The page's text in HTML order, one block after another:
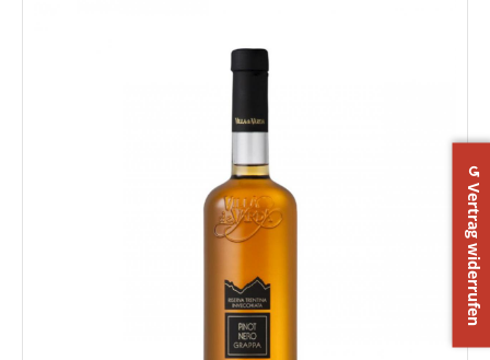
↺ Vertrag widerrufen